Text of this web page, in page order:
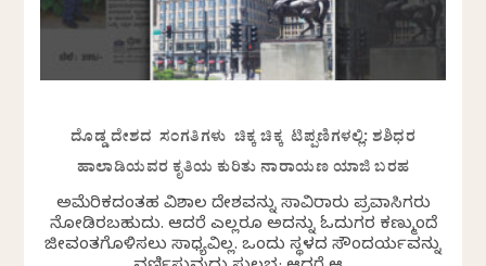
ದೊಡ್ಡ ದೇಶದ ಸಂಗತಿಗಳು ಚಿಕ್ಕ ಚಿಕ್ಕ ಟಿಪ್ಪಣಿಗಳಲ್ಲಿ: ಶಶಿಧರ
ಹಾಲಾಡಿಯವರ ಕೃತಿಯ ಕುರಿತು ನಾರಾಯಣ ಯಾಜಿ ಬರಹ
ಅಮೆರಿಕದಂತಹ ವಿಶಾಲ ದೇಶವನ್ನು ಸಾವಿರಾರು ಪ್ರವಾಸಿಗರು
ನೋಡಿರಬಹುದು. ಆದರೆ ಎಲ್ಲರೂ ಅದನ್ನು ಓದುಗರ ಕಣ್ಮುಂದೆ
ಜೀವಂತಗೊಳಿಸಲು ಸಾಧ್ಯವಿಲ್ಲ. ಒಂದು ಸ್ಥಳದ ಸೌಂದರ್ಯವನ್ನು